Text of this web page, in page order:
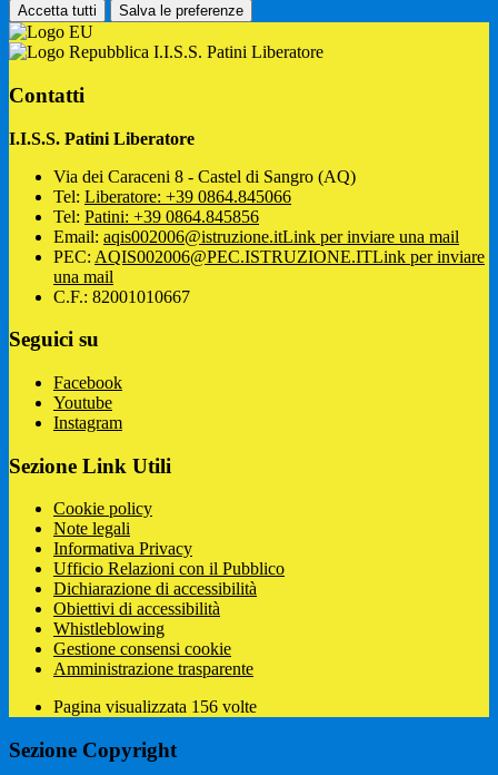
Accetta tutti Salva le preferenze
I.I.S.S. Patini Liberatore
Contatti
I.I.S.S. Patini Liberatore
Via dei Caraceni 8 - Castel di Sangro (AQ)
Tel: Liberatore: +39 0864.845066
Tel: Patini: +39 0864.845856
Email: aqis002006@istruzione.itLink per inviare una mail
PEC: AQIS002006@PEC.ISTRUZIONE.ITLink per inviare
una mail
C.F.: 82001010667
Seguici su
Facebook
Youtube
Instagram
Sezione Link Utili
Cookie policy
Note legali
Informativa Privacy
Ufficio Relazioni con il Pubblico
Dichiarazione di accessibilità
Obiettivi di accessibilità
Whistleblowing
Gestione consensi cookie
Amministrazione trasparente
Pagina visualizzata 156 volte
Sezione Copyright